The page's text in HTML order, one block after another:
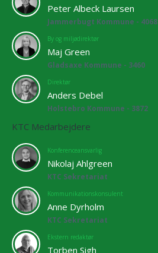
Peter Albeck Laursen
Jammerbugt Kommune - 4068
By og miljødirektør
Maj Green
Gladsaxe Kommune - 3460
Direktør
Anders Debel
Holstebro Kommune - 3872
KTC Medarbejdere
Konferenceansvarlig
Nikolaj Ahlgreen
KTC Sekretariat
Kommunikationskonsulent
Anne Dyrholm
KTC Sekretariat
Ekstern redaktør
Torben Sigh